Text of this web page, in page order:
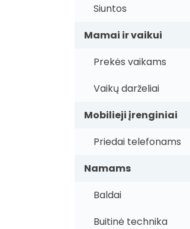
Siuntos
Mamai ir vaikui
Prekės vaikams
Vaikų darželiai
Mobilieji įrenginiai
Priedai telefonams
Namams
Baldai
Buitinė technika